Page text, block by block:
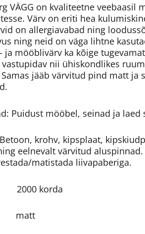
VÄGG on kvaliteetne veebaasil
Värv on eriti hea
on allergiavabad ning
ning neid on väga lihtne
ja mööblivärv ka kõige
nii ühiskondlikes
jääb värvitud pind matt ja
Puidust mööbel, seinad ja laed
krohv, kipsplaat,
eelnevalt värvitud
matistada liivapaberiga.
korda
matt